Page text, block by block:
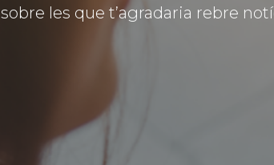
sobre les que t’agradaria rebre